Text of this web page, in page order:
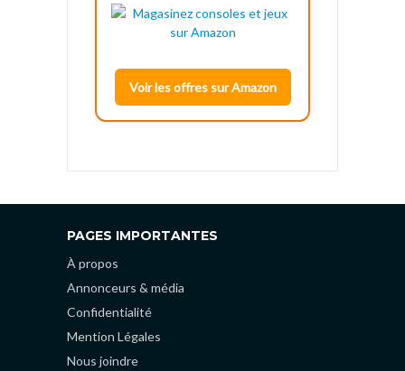
Voir les offres sur Amazon
PAGES IMPORTANTES
À propos
Annonceurs & média
Confidentialité
Mention Légales
Nous joindre